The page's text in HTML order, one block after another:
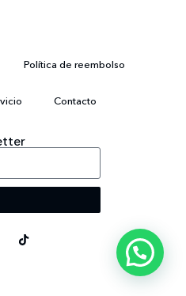
Política de reembolso
Contacto